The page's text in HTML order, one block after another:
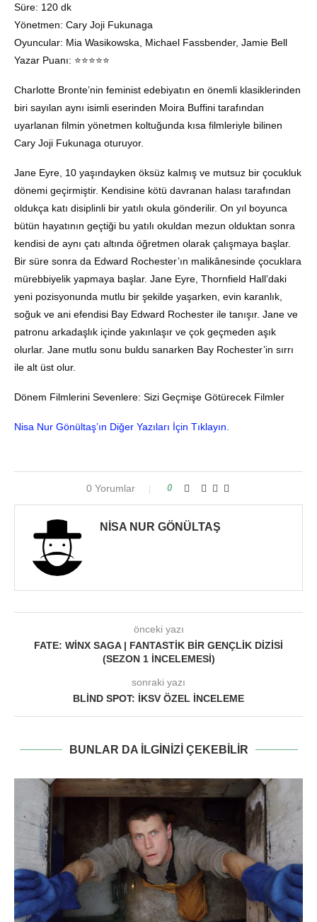
Süre: 120 dk
Yönetmen: Cary Joji Fukunaga
Oyuncular: Mia Wasikowska, Michael Fassbender, Jamie Bell
Yazar Puanı: ⭐️⭐️⭐️⭐️⭐️
Charlotte Bronte’nin feminist edebiyatın en önemli klasiklerinden
biri sayılan aynı isimli eserinden Moira Buffini tarafından
uyarlanan filmin yönetmen koltuğunda kısa filmleriyle bilinen
Cary Joji Fukunaga oturuyor.
Jane Eyre, 10 yaşındayken öksüz kalmış ve mutsuz bir çocukluk
dönemi geçirmiştir. Kendisine kötü davranan halası tarafından
oldukça katı disiplinli bir yatılı okula gönderilir. On yıl boyunca
bütün hayatının geçtiği bu yatılı okuldan mezun olduktan sonra
kendisi de aynı çatı altında öğretmen olarak çalışmaya başlar.
Bir süre sonra da Edward Rochester’ın malikânesinde çocuklara
mürebbiyelik yapmaya başlar. Jane Eyre, Thornfield Hall’daki
yeni pozisyonunda mutlu bir şekilde yaşarken, evin karanlık,
soğuk ve ani efendisi Bay Edward Rochester ile tanışır. Jane ve
patronu arkadaşlık içinde yakınlaşır ve çok geçmeden aşık
olurlar. Jane mutlu sonu buldu sanarken Bay Rochester’in sırrı
ile alt üst olur.
Dönem Filmlerini Sevenlere: Sizi Geçmişe Götürecek Filmler
Nisa Nur Gönültaş’ın Diğer Yazıları İçin Tıklayın.
0 Yorumlar 0
NISA NUR GÖNÜLTAŞ
önceki yazı
FATE: WINX SAGA | FANTASTIK BIR GENÇLIK DIZISI
(SEZON 1 İNCELEMESI)
sonraki yazı
BLIND SPOT: İKSV ÖZEL İNCELEME
BUNLAR DA ILGINIZI ÇEKEBILIR